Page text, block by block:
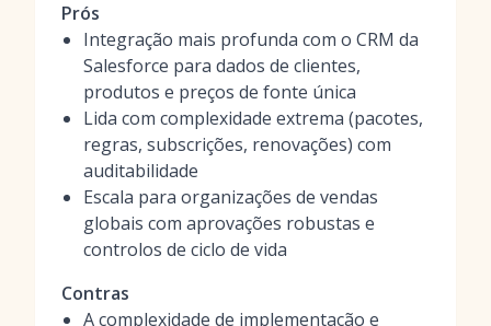
Prós
Integração mais profunda com o CRM da
Salesforce para dados de clientes,
produtos e preços de fonte única
Lida com complexidade extrema (pacotes,
regras, subscrições, renovações) com
auditabilidade
Escala para organizações de vendas
globais com aprovações robustas e
controlos de ciclo de vida
Contras
A complexidade de implementação e